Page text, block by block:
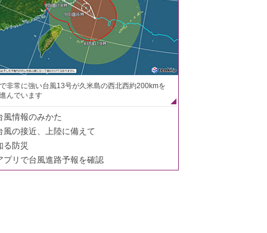
非常に強い台風13号が久米島の西北西約200kmを
んでいます
風情報のみかた
風の接近、上陸に備えて
る防災
プリで台風進路予報を確認